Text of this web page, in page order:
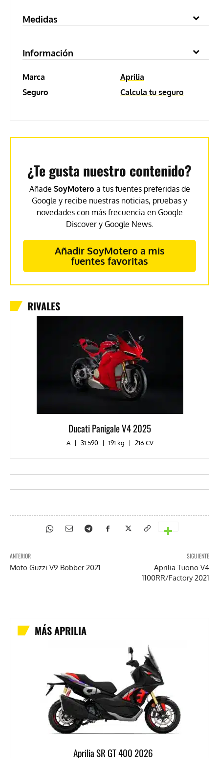
Medidas
Información
Marca
Aprilia
Seguro
Calcula tu seguro
¿Te gusta nuestro contenido?
Añade SoyMotero a tus fuentes preferidas de
Google y recibe nuestras noticias, pruebas y
novedades con más frecuencia en Google
Discover y Google News.
Añadir SoyMotero a mis
fuentes favoritas
RIVALES
Ducati Panigale V4 2025
A | 31.590 | 191 kg | 216 CV
ANTERIOR
Moto Guzzi V9 Bobber 2021
SIGUIENTE
Aprilia Tuono V4
1100RR/Factory 2021
MÁS APRILIA
Aprilia SR GT 400 2026